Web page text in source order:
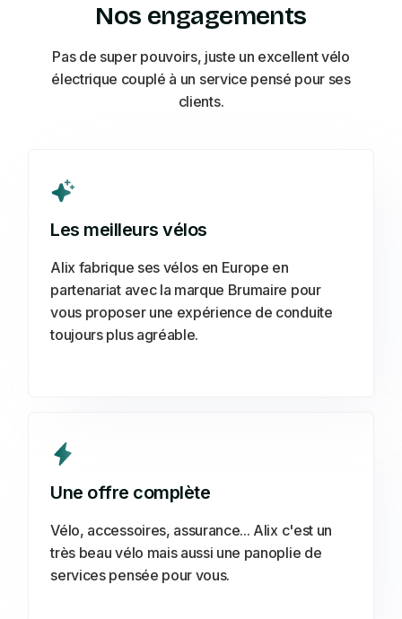
Nos engagements
Pas de super pouvoirs, juste un excellent vélo
électrique couplé à un service pensé pour ses
clients.
Une offre complète
Vélo, accessoires, assurance... Alix c'est un
très beau vélo mais aussi une panoplie de
services pensée pour vous.
Les meilleurs vélos
Alix fabrique ses vélos en Europe en
partenariat avec la marque Brumaire pour
vous proposer une expérience de conduite
toujours plus agréable.